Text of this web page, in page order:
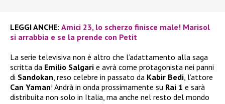
LEGGI ANCHE: Amici 23, lo scherzo finisce male! Marisol
si arrabbia e se la prende con Petit
La serie televisiva non è altro che l’adattamento alla saga
scritta da Emilio Salgari e avrà come protagonista nei panni
di Sandokan, reso celebre in passato da Kabir Bedi, l’attore
Can Yaman! Andrà in onda prossimamente su Rai 1 e sarà
distribuita non solo in Italia, ma anche nel resto del mondo